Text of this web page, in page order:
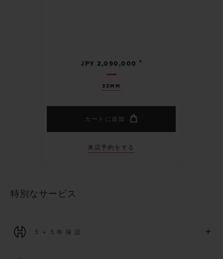
33MM
JPY 2,090,000 •
カートに追加
来店予約をする
特別なサービス
5＋5年保証 +